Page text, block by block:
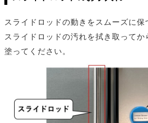
スライドロッドの動きをスムーズに保
スライドロッドの汚れを拭き取ってか
塗ってください。